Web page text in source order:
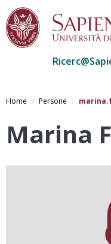
alHome Persone
Marina